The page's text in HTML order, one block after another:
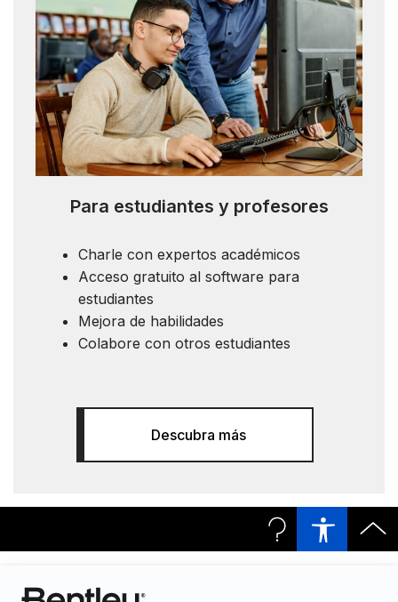
Para estudiantes y profesores
Charle con expertos académicos
Acceso gratuito al software para
estudiantes
Mejora de habilidades
Colabore con otros estudiantes
Descubra más